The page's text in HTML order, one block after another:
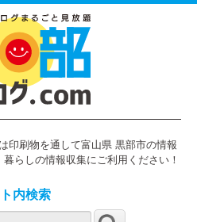
印刷物を通して富山県 黒部市の情報
らしの情報収集にご利用ください！
内検索